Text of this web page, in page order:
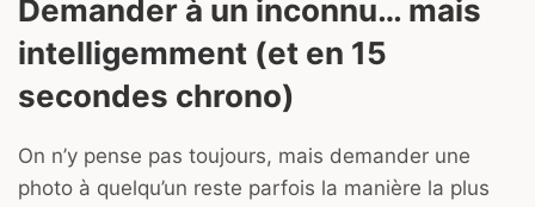
Demander à un inconnu… mais
intelligemment (et en 15
secondes chrono)
On n’y pense pas toujours, mais demander une
photo à quelqu’un reste parfois la manière la plus